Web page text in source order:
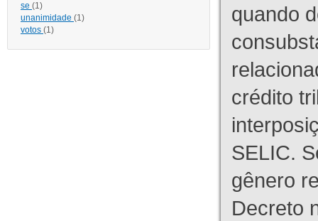
se (1)
unanimidade (1)
votos (1)
quando
crédito
SELIC.
gênero
Decreto